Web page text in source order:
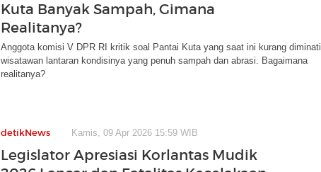
Kuta Banyak Sampah, Gimana
Realitanya?
Anggota komisi V DPR RI kritik soal Pantai Kuta yang saat ini kurang diminati
wisatawan lantaran kondisinya yang penuh sampah dan abrasi. Bagaimana
realitanya?
detikNews Kamis, 09 Apr 2026 15:59 WIB
Legislator Apresiasi Korlantas Mudik